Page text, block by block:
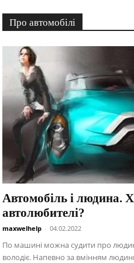
Про автомобілі
Автомобіль і людина.
автолюбителі?
maxwelhelp - 04.02.2022
По машині можна судити про
володіє. Напевно за вмінням